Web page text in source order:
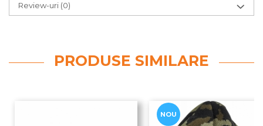
Review-uri (0)
PRODUSE SIMILARE
NOU